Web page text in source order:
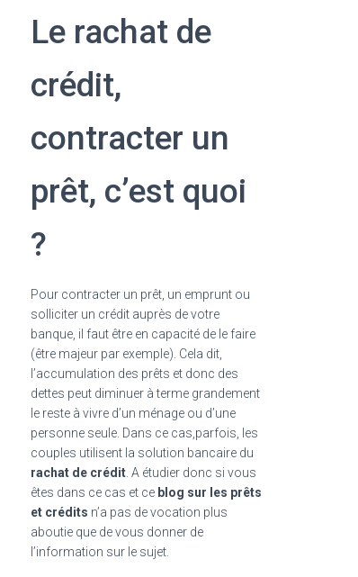
Le rachat de
crédit,
contracter un
prêt, c’est quoi
?
Pour contracter un prêt, un emprunt ou
solliciter un crédit auprès de votre
banque, il faut être en capacité de le faire
(être majeur par exemple). Cela dit,
l’accumulation des prêts et donc des
dettes peut diminuer à terme grandement
le reste à vivre d’un ménage ou d’une
personne seule. Dans ce cas,parfois, les
couples utilisent la solution bancaire du
rachat de crédit. A étudier donc si vous
êtes dans ce cas et ce blog sur les prêts
et crédits n’a pas de vocation plus
aboutie que de vous donner de
l’information sur le sujet.